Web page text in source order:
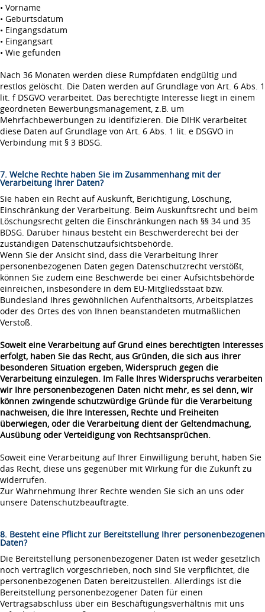
• Vorname
• Geburtsdatum
• Eingangsdatum
• Eingangsart
• Wie gefunden
Nach 36 Monaten werden diese Rumpfdaten endgültig und
restlos gelöscht. Die Daten werden auf Grundlage von Art. 6 Abs. 1
lit. f DSGVO verarbeitet. Das berechtigte Interesse liegt in einem
geordneten Bewerbungsmanagement, z.B. um
Mehrfachbewerbungen zu identifizieren. Die DIHK verarbeitet
diese Daten auf Grundlage von Art. 6 Abs. 1 lit. e DSGVO in
Verbindung mit § 3 BDSG.
7. Welche Rechte haben Sie im Zusammenhang mit der
Verarbeitung Ihrer Daten?
Sie haben ein Recht auf Auskunft, Berichtigung, Löschung,
Einschränkung der Verarbeitung. Beim Auskunftsrecht und beim
Löschungsrecht gelten die Einschränkungen nach §§ 34 und 35
BDSG. Darüber hinaus besteht ein Beschwerderecht bei der
zuständigen Datenschutzaufsichtsbehörde.
Wenn Sie der Ansicht sind, dass die Verarbeitung Ihrer
personenbezogenen Daten gegen Datenschutzrecht verstößt,
können Sie zudem eine Beschwerde bei einer Aufsichtsbehörde
einreichen, insbesondere in dem EU-Mitgliedsstaat bzw.
Bundesland Ihres gewöhnlichen Aufenthaltsorts, Arbeitsplatzes
oder des Ortes des von Ihnen beanstandeten mutmaßlichen
Verstoß.
Soweit eine Verarbeitung auf Grund eines berechtigten Interesses
erfolgt, haben Sie das Recht, aus Gründen, die sich aus ihrer
besonderen Situation ergeben, Widerspruch gegen die
Verarbeitung einzulegen. Im Falle Ihres Widerspruchs verarbeiten
wir Ihre personenbezogenen Daten nicht mehr, es sei denn, wir
können zwingende schutzwürdige Gründe für die Verarbeitung
nachweisen, die Ihre Interessen, Rechte und Freiheiten
überwiegen, oder die Verarbeitung dient der Geltendmachung,
Ausübung oder Verteidigung von Rechtsansprüchen.
Soweit eine Verarbeitung auf Ihrer Einwilligung beruht, haben Sie
das Recht, diese uns gegenüber mit Wirkung für die Zukunft zu
widerrufen.
Zur Wahrnehmung Ihrer Rechte wenden Sie sich an uns oder
unsere Datenschutzbeauftragte.
8. Besteht eine Pflicht zur Bereitstellung Ihrer personenbezogenen
Daten?
Die Bereitstellung personenbezogener Daten ist weder gesetzlich
noch vertraglich vorgeschrieben, noch sind Sie verpflichtet, die
personenbezogenen Daten bereitzustellen. Allerdings ist die
Bereitstellung personenbezogener Daten für einen
Vertragsabschluss über ein Beschäftigungsverhältnis mit uns